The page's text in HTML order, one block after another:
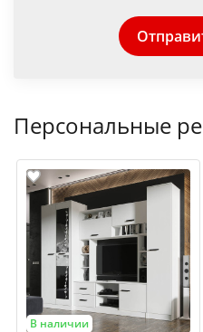
Персональные
В наличии